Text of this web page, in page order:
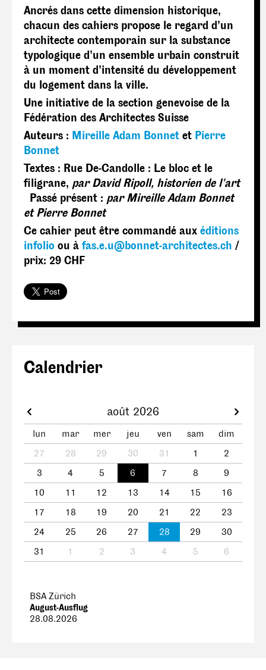
Ancrés dans cette dimension historique,
chacun des cahiers propose le regard d’un
architecte contemporain sur la substance
typologique d’un ensemble urbain construit
à un moment d’intensité du développement
du logement dans la ville.
Une initiative de la section genevoise de la
Fédération des Architectes Suisse
Auteurs : Mireille Adam Bonnet et Pierre
Bonnet
Textes : Rue De-Candolle : Le bloc et le
filigrane, par David Ripoll, historien de l'art
Passé présent : par Mireille Adam Bonnet
et Pierre Bonnet
Ce cahier peut être commandé aux éditions
infolio ou à fas.e.u@bonnet-architectes.ch /
prix: 29 CHF
Calendrier
août 2026
lun mar mer jeu ven sam
dim
27
28 29 30 31 1
2
3
4 5 6 7 8
9
10
11 12 13 14 15
16
17
18 19 20 21 22
23
24
25 26 27 28 29
30
31
1 2 3 4 5 6
BSA Zürich
August-Ausflug
28.08.2026